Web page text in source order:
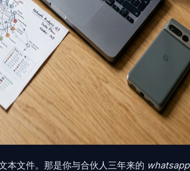
本文件。那是你与合伙人三年来的 whatsapp